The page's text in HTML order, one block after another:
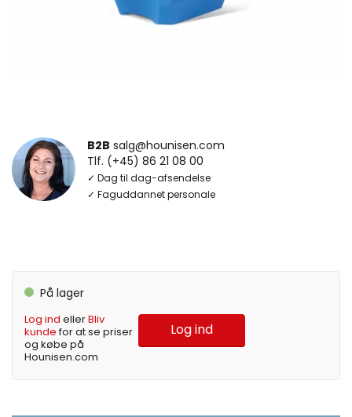
B2B salg@hounisen.com
Tlf. (+45) 86 21 08 00
✓ Dag til dag-afsendelse
✓ Faguddannet personale
På lager
Log ind ellerBliv
kundefor at se priser
og købe på
Hounisen.com
Log ind